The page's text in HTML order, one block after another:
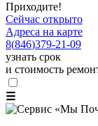
Приходите!
Сейчас открыто
Адреса на карте
8(846)379-21-09
узнать срок
и стоимость
☰